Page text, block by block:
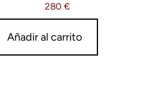
280 €
Añadir al carrito